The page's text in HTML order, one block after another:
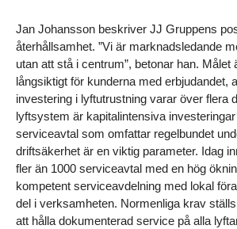
Jan Johansson beskriver JJ Gruppens
återhållsamhet. ”Vi är marknadsledande
utan att stå i centrum”, betonar han. Målet
långsiktigt för kunderna med erbjudandet,
investering i lyftutrustning varar över flera
lyftsystem är kapitalintensiva
serviceavtal som omfattar regelbundet
driftsäkerhet är en viktig parameter. Idag
fler än 1000 serviceavtal med en hög
kompetent serviceavdelning med lokal
del i verksamheten. Normenliga krav
att hålla dokumenterad service på alla